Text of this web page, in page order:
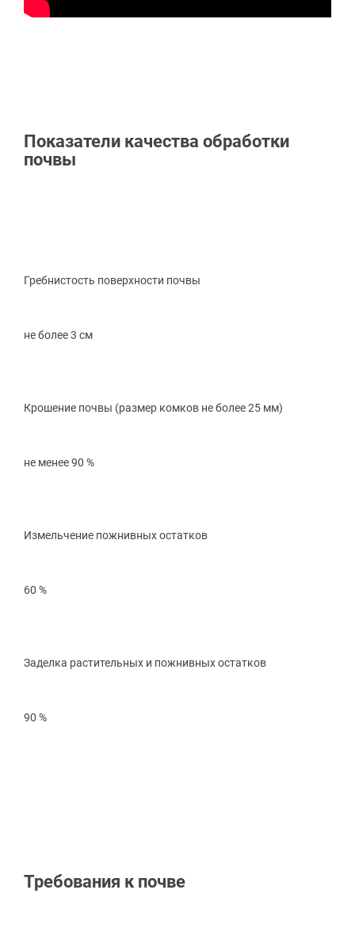
Показатели качества обработки
почвы
Гребнистость поверхности почвы
не более 3 см
Крошение почвы (размер комков не более 25 мм)
не менее 90 %
Измельчение пожнивных остатков
60 %
Заделка растительных и пожнивных остатков
90 %
Требования к почве